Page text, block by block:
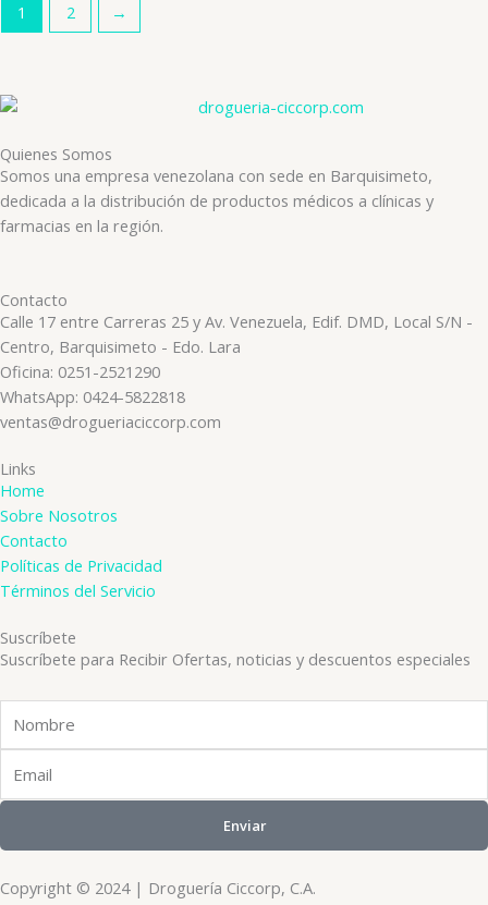
1 2 →
Quienes Somos
Somos una empresa venezolana con sede en Barquisimeto,
dedicada a la distribución de productos médicos a clínicas y
farmacias en la región.
Contacto
Calle 17 entre Carreras 25 y Av. Venezuela, Edif. DMD, Local S/N -
Centro, Barquisimeto - Edo. Lara
Oficina: 0251-2521290
WhatsApp: 0424-5822818
ventas@drogueriaciccorp.com
Links
Home
Sobre Nosotros
Contacto
Políticas de Privacidad
Términos del Servicio
Suscríbete
Suscríbete para Recibir Ofertas, noticias y descuentos especiales
Enviar
Copyright © 2024 | Droguería Ciccorp, C.A.